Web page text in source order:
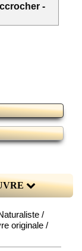
-
/
originale /